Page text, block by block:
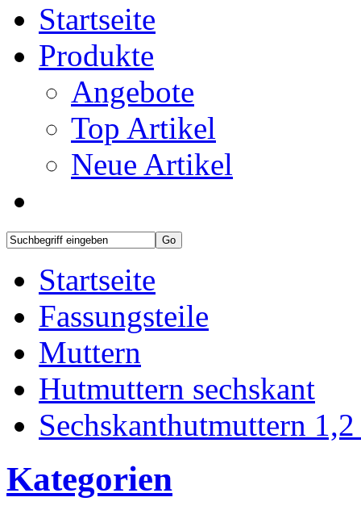
Startseite
Produkte
Angebote
Top Artikel
Neue Artikel
Startseite
Fassungsteile
Muttern
Hutmuttern sechskant
Sechskanthutmuttern
Kategorien